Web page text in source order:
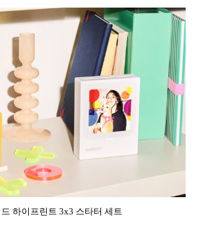
하이프린트 3x3 스타터 세트